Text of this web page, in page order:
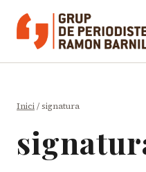
contingut
Inici/signatura